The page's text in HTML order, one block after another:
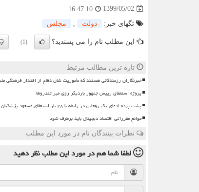
1399/05/02
16:47:10
تگهای خبر: دولت مجلس
این مطلب نام را می پسندید؟ (1)
تازه ترین مطالب مرتبط
خبرنگاران رزمندگانی هستند که مأموریت شان دفاع از اقتدار فرهنگی
پروژه استعفای رییس جمهور باردیگر روی میز تندروها
پشت پرده ادعای یک روحانی در رابطه با ۲۸ بار استعفای مسعود پزشکیان
موانع مقرراتی اقتصاد دیجیتال باید برطرف شود
نظرات بینندگان نام در مورد این مطلب
لطفا شما همدر مورد این مطلبنظر دهید